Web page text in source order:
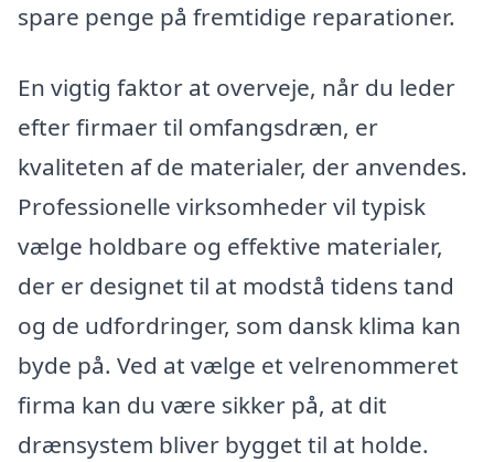
spare penge på fremtidige reparationer.
En vigtig faktor at overveje, når du leder
efter firmaer til omfangsdræn, er
kvaliteten af de materialer, der anvendes.
Professionelle virksomheder vil typisk
vælge holdbare og effektive materialer,
der er designet til at modstå tidens tand
og de udfordringer, som dansk klima kan
byde på. Ved at vælge et velrenommeret
firma kan du være sikker på, at dit
drænsystem bliver bygget til at holde.